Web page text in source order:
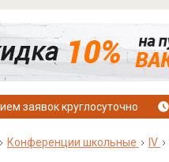
заявок круглосуточно
Конференции школьные IV